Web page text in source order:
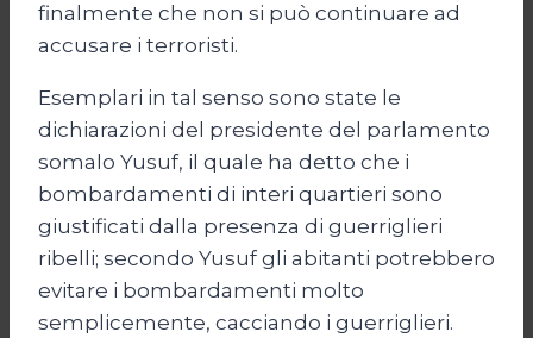
finalmente che non si può continuare ad
accusare i terroristi.
Esemplari in tal senso sono state le
dichiarazioni del presidente del parlamento
somalo Yusuf, il quale ha detto che i
bombardamenti di interi quartieri sono
giustificati dalla presenza di guerriglieri
ribelli; secondo Yusuf gli abitanti potrebbero
evitare i bombardamenti molto
semplicemente, cacciando i guerriglieri.